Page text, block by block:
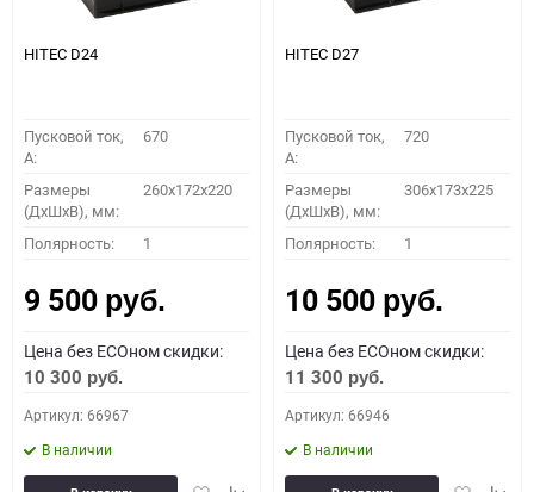
HITEC D24
Пусковой ток,
A:
670
Размеры
(ДхШхВ), мм:
260x172x220
Полярность: 1
9 500 руб.
Цена без ECOном скидки:
10 300 руб.
Артикул: 66967
В наличии
HITEC D27
Пусковой ток,
A:
720
Размеры
(ДхШхВ), мм:
306x173x225
Полярность: 1
10 500 руб.
Цена без ECOном скидки:
11 300 руб.
Артикул: 66946
В наличии